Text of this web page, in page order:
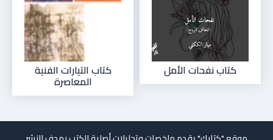
كتاب نفحات الأمل كتاب التيارات الفنية
المعاصرة